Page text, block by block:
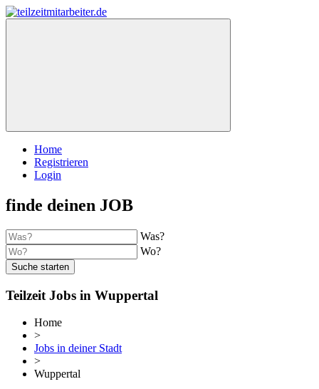
Home
Registrieren
Login
finde deinen JOB
Was?
Wo?
Suche starten
Teilzeit Jobs in Wuppertal
Home
>
Jobs in deiner Stadt
>
Wuppertal